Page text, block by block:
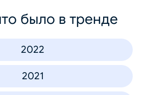
было в тренде
2022
2021